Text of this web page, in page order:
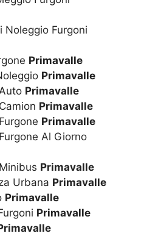
Noleggio Furgoni
Primavalle
Primavalle
Primavalle
Primavalle
Primavalle
Al Giorno
Primavalle
Urbana Primavalle
Primavalle
Primavalle